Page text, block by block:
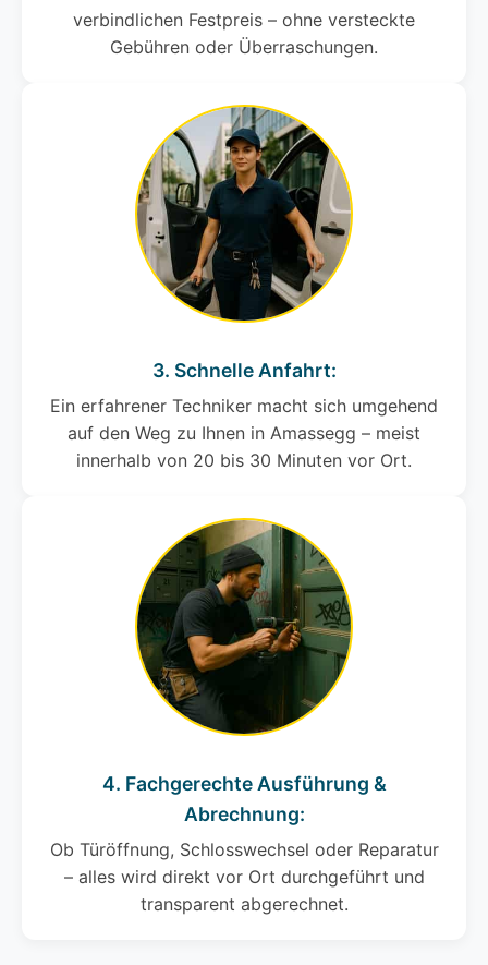
verbindlichen Festpreis – ohne versteckte
Gebühren oder Überraschungen.
3. Schnelle Anfahrt:
Ein erfahrener Techniker macht sich umgehend
auf den Weg zu Ihnen in Amassegg – meist
innerhalb von 20 bis 30 Minuten vor Ort.
4. Fachgerechte Ausführung &
Abrechnung:
Ob Türöffnung, Schlosswechsel oder Reparatur
– alles wird direkt vor Ort durchgeführt und
transparent abgerechnet.